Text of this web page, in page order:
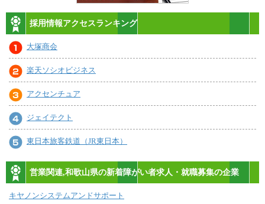
採用情報アクセスランキング
大塚商会
楽天ソシオビジネス
アクセンチュア
ジェイテクト
東日本旅客鉄道（JR東日本）
営業関連,和歌山県の新着障がい者求人・就職募集の企業
キヤノンシステムアンドサポート